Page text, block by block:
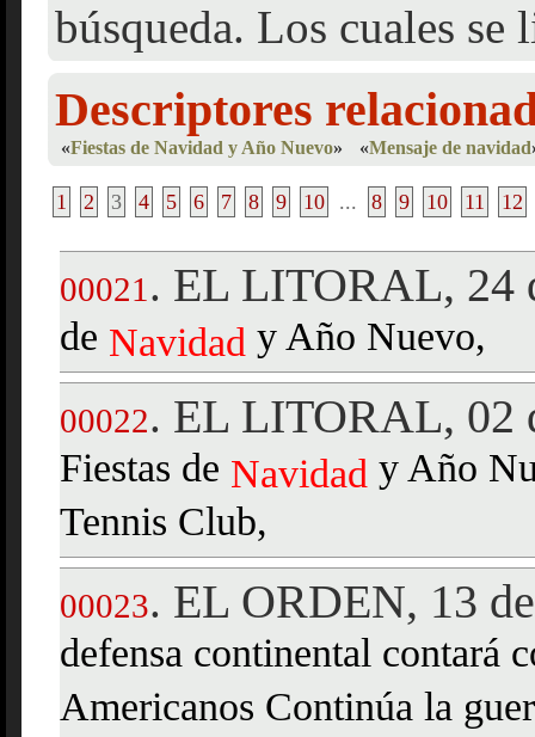
búsqueda. Los cuales se
Descriptores
«Fiestas de Navidad y Año Nuevo» «Mensaje de navidad
1 2 3 4 5 6 7 8 9 10 ... 8 9 10 11 12
00021 . EL LITORAL, 24
de Navidad y Año Nuevo,
00022. EL LITORAL, 02
Fiestas de Navidad y Año
Tennis Club,
00023. EL ORDEN, 13
defensa continental contará
Americanos Continúa la